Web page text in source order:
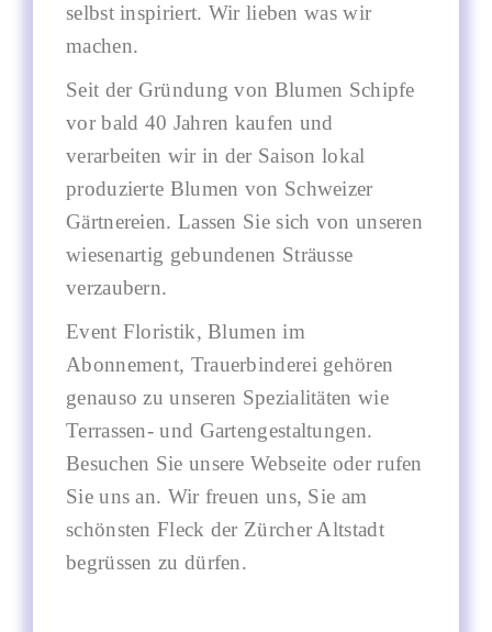
selbst inspiriert. Wir lieben was wir
machen.
Seit der Gründung von Blumen Schipfe
vor bald 40 Jahren kaufen und
verarbeiten wir in der Saison lokal
produzierte Blumen von Schweizer
Gärtnereien. Lassen Sie sich von unseren
wiesenartig gebundenen Sträusse
verzaubern.
Event Floristik, Blumen im
Abonnement, Trauerbinderei gehören
genauso zu unseren Spezialitäten wie
Terrassen- und Gartengestaltungen.
Besuchen Sie unsere Webseite oder rufen
Sie uns an. Wir freuen uns, Sie am
schönsten Fleck der Zürcher Altstadt
begrüssen zu dürfen.